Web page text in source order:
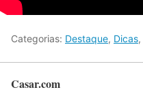
Categorias: Destaque, Dicas,
Casar.com